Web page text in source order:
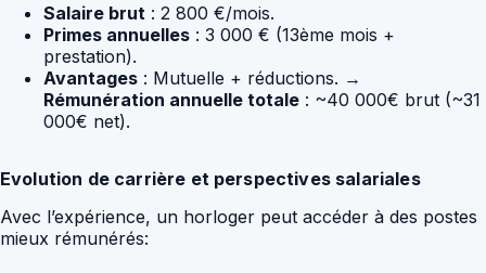
Salaire brut : 2 800 €/mois.
Primes annuelles : 3 000 € (13ème mois +
prestation).
Avantages : Mutuelle + réductions. →
Rémunération annuelle totale : ~40 000€ brut (~31
000€ net).
Evolution de carrière et perspectives salariales
Avec l’expérience, un horloger peut accéder à des postes
mieux rémunérés: